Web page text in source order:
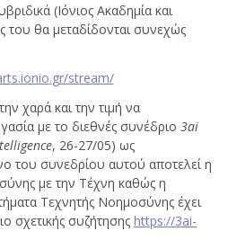
(Ιόνιος Ακαδημία και
του θα μεταδίδονται συνεχώς
.ionio.gr/stream/
χαρά και την τιμή να
με το διεθνές συνέδριο 3ai
, 26-27/05) ως
του συνεδρίου αυτού αποτελεί η
με την Τέχνη καθώς η
Τεχνητής Νοημοσύνης έχει
σχετικής συζήτησης https://3ai-